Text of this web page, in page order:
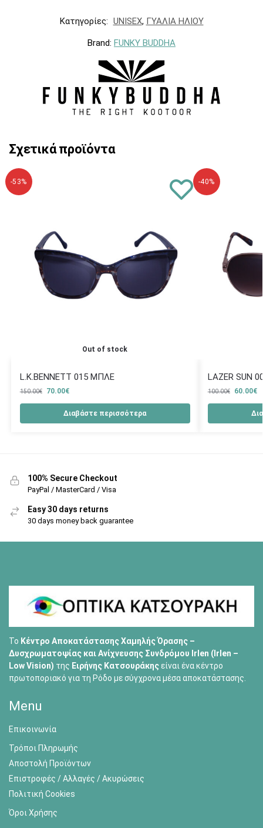
Κατηγορίες: UNISEX, ΓΥΑΛΙΑ ΗΛΙΟΥ
Brand: FUNKY BUDDHA
Σχετικά προϊόντα
-53%
Out of stock
L.K.BENNETT 015 ΜΠΛΕ
150.00€ 70.00€
Διαβάστε περισσότερα
-40%
LAZER SUN
100.00€ 60.00€
100% Secure Checkout
PayPal / MasterCard / Visa
Easy 30 days returns
30 days money back guarantee
Το Κέντρο Αποκατάστασης Χαμηλής Όρασης –
Δυσχρωματοψίας και Ανίχνευσης Συνδρόμου Irlen (Irlen –
Low Vision) της Ειρήνης Κατσουράκηςείναι ένα κέντρο
πρωτοποριακό για τη Ρόδο με σύγχρονα μέσα αποκατάστασης.
Menu
Επικοινωνία
Τρόποι Πληρωμής
Αποστολή Προϊόντων
Επιστροφές / Αλλαγές / Ακυρώσεις
Πολιτική Cookies
Όροι Χρήσης